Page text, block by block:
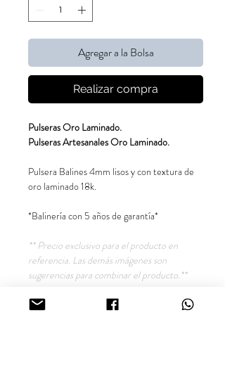
Agregar a la Bolsa
Realizar compra
Pulseras Oro Laminado.
Pulseras Artesanales Oro Laminado.
Pulsera Balines 4mm lisos y con textura de
oro laminado 18k.
*Balinería con 5 años de garantía*
** Precio exclusivo para el producto en
referencia. Las demás imágenes son
sugerencias para combinar el producto.**
Síguenos en nuestras redes sociales